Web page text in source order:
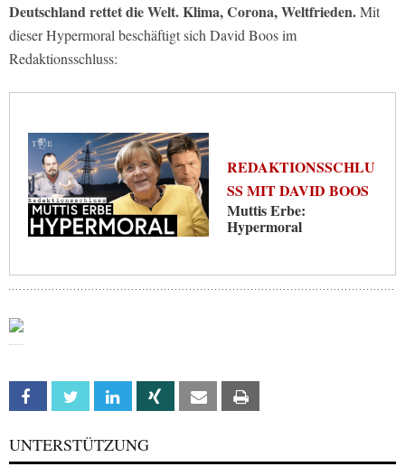
Deutschland rettet die Welt. Klima, Corona, Weltfrieden.Mit
dieser Hypermoral beschäftigt sich David Boos im
Redaktionsschluss:
REDAKTIONSSCHLU
SS MIT DAVID BOOS
Muttis Erbe:
Hypermoral
Facebook Twitter Linkedin Xing Email
UNTERSTÜTZUNG